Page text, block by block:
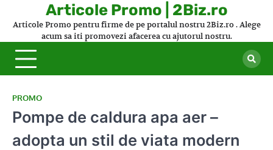
Articole Promo | 2Biz.ro
Articole Promo pentru firme de pe portalul nostru 2Biz.ro . Alege
acum sa iti promovezi afacerea cu ajutorul nostru.
PROMO
Pompe de caldura apa aer –
adopta un stil de viata modern